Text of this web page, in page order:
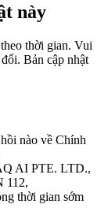
này
thời gian. Vui
Bản cập nhật
nào về Chính
AI PTE. LTD.,
112,
thời gian sớm